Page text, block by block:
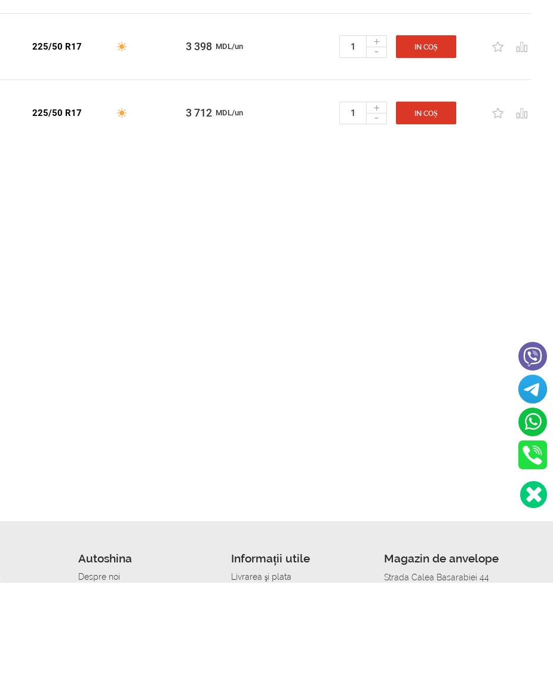
225/50 R17 3 398 MDL/un +
- IN COȘ
225/50 R17 3 712 MDL/un +
- IN COȘ
Autoshina
Despre noi
Informații utile
Livrarea şi plata
Magazin de anvelope
Strada Calea Basarabiei 44